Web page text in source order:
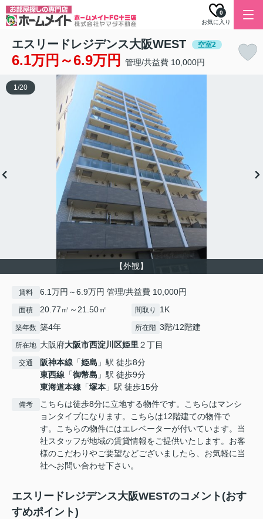
お気に入り
0
エスリードレジデンス大阪WEST 空室2
6.1万円～6.9万円 管理/共益費 10,000円
【外観】
1/20
賃料 6.1万円～6.9万円 管理/共益費 10,000円
面積 20.77㎡～21.50㎡ 間取り 1K
築年数 築4年 所在階 3階/12階建
所在地 大阪府大阪市西淀川区姫里２丁目
交通 阪神本線 「姫島 」駅 徒歩8分
東西線 「御幣島 」駅 徒歩9分
東海道本線 「塚本 」駅 徒歩15分
備考
こちらは徒歩8分に立地する物件です。こちらはマンシ
ョンタイプになります。こちらは12階建ての物件で
す。こちらの物件にはエレベーターが付いています。当
社スタッフが地域の賃貸情報をご提供いたします。お客
様のこだわりやご要望などございましたら、お気軽に当
社へお問い合わせ下さい。
エスリードレジデンス大阪WESTのコメント(おす
すめポイント)